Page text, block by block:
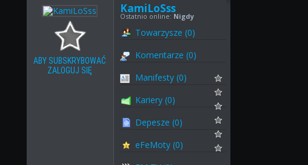
ABY SUBSKRYBOWAĆ
ZALOGUJ SIĘ
KamiLoSss
Ostatnio online: Nigdy
Towarzysze (0)
Komentarze (0)
Manifesty (0)
Kariery (0)
Depesze (0)
eFeMoty (0)